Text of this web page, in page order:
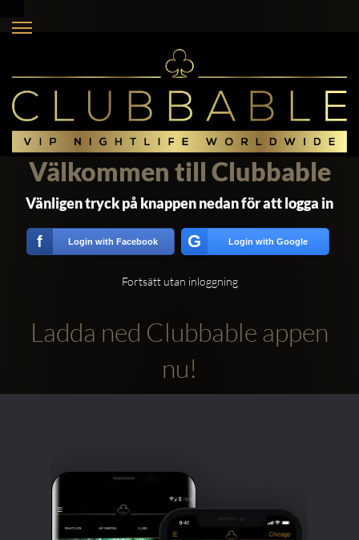
Välkommen till Clubbable
Vänligen tryck på knappen nedan för att logga in
f Login with Facebook G Login with Google
Fortsätt utan inloggning
Ladda ned Clubbable appen
nu!